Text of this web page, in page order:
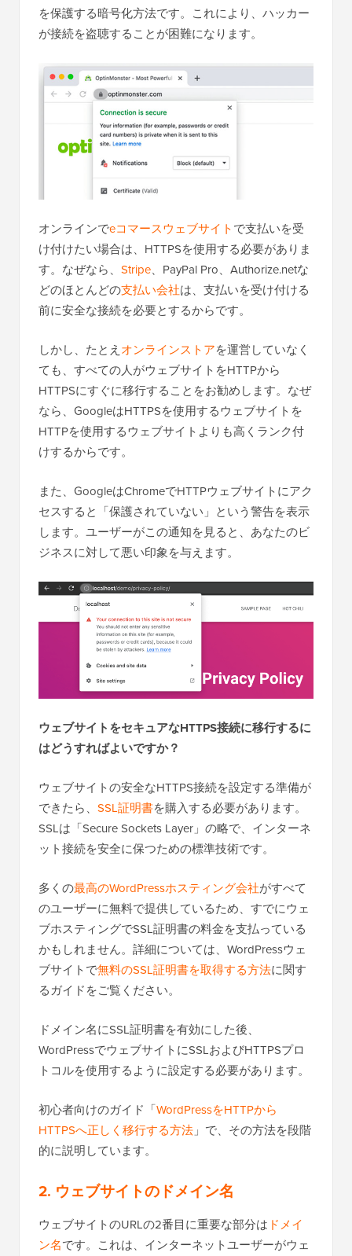
を保護する暗号化方法です。これにより、ハッカー
が接続を盗聴することが困難になります。
オンラインでeコマースウェブサイトで支払いを受
け付けたい場合は、HTTPSを使用する必要がありま
す。なぜなら、 Stripe、PayPal Pro、Authorize.netな
どのほとんどの支払い会社は、支払いを受け付ける
前に安全な接続を必要とするからです。
しかし、たとえ オンラインストアを運営していなく
ても、すべての人がウェブサイトをHTTPから
HTTPSにすぐに移行することをお勧めします。なぜ
なら、GoogleはHTTPSを使用するウェブサイトを
HTTPを使用するウェブサイトよりも高くランク付
けするからです。
また、GoogleはChromeでHTTPウェブサイトにアク
セスすると「保護されていない」という警告を表示
します。ユーザーがこの通知を見ると、あなたのビ
ジネスに対して悪い印象を与えます。
ウェブサイトをセキュアなHTTPS接続に移行するに
はどうすればよいですか？
ウェブサイトの安全なHTTPS接続を設定する準備が
できたら、 SSL証明書を購入する必要があります。
SSLは「Secure Sockets Layer」の略で、インターネ
ット接続を安全に保つための標準技術です。
多くの最高のWordPressホスティング会社がすべて
のユーザーに無料で提供しているため、すでにウェ
ブホスティングでSSL証明書の料金を支払っている
かもしれません。詳細については、WordPressウェ
ブサイトで無料のSSL証明書を取得する方法に関す
るガイドをご覧ください。
ドメイン名にSSL証明書を有効にした後、
WordPressでウェブサイトにSSLおよびHTTPSプロ
トコルを使用するように設定する必要があります。
初心者向けのガイド「WordPressをHTTPから
HTTPSへ正しく移行する方法」で、その方法を段階
的に説明しています。
2. ウェブサイトのドメイン名
ウェブサイトのURLの2番目に重要な部分は ドメイ
ン名です。これは、インターネットユーザーがウェ